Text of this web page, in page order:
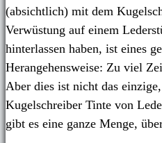
(absichtlich) mit dem
Verwüstung auf einem
hinterlassen haben, ist eines
Herangehensweise: Zu viel
Aber dies ist nicht das
Kugelschreiber Tinte von
gibt es eine ganze Menge,